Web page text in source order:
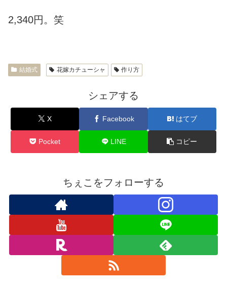
2,340円。笑
結婚式 花嫁カチューシャ 作り方
シェアする
X Facebook はてブ
Pocket LINE コピー
ちぇこをフォローする